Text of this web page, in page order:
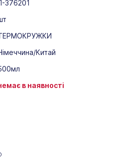
376201
Китай
в наявності